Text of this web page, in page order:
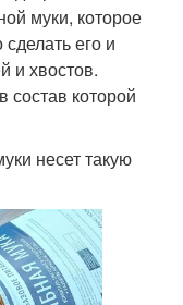
муки, которое
его и
и хвостов.
состав которой
несет такую